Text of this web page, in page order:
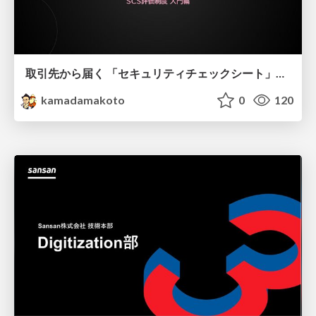
取引先から届く 「セキュリティチェックシート」の読み解き方
kamadamakoto
0 120